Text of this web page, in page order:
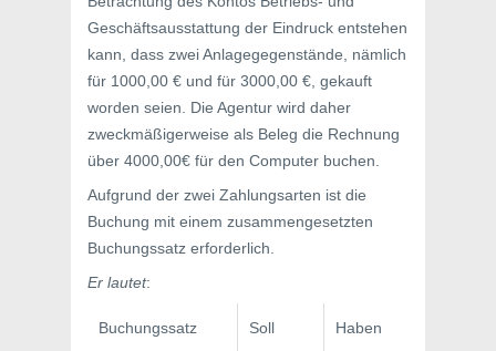
Geschäftsausstattung der Eindruck entstehen
kann, dass zwei Anlagegegenstände, nämlich
für 1000,00 € und für 3000,00 €, gekauft
worden seien. Die Agentur wird daher
zweckmäßigerweise als Beleg die Rechnung
über 4000,00€ für den Computer buchen.
Aufgrund der zwei Zahlungsarten ist die
Buchung mit einem zusammengesetzten
Buchungssatz erforderlich.
Er lautet:
Buchungssatz
Soll
Haben